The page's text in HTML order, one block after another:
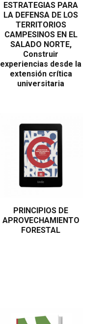
ESTRATEGIAS PARA
LA DEFENSA DE LOS
TERRITORIOS
CAMPESINOS EN EL
SALADO NORTE,
Construir
experiencias desde la
extensión crítica
universitaria
PRINCIPIOS DE
APROVECHAMIENTO
FORESTAL